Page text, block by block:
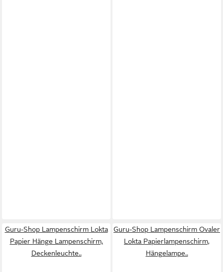
Guru-Shop Lampenschirm Lokta
Papier Hänge Lampenschirm,
Deckenleuchte..
Guru-Shop Lampenschirm Ovaler
Lokta Papierlampenschirm,
Hängelampe..